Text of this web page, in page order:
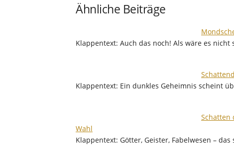
Ähnliche Beiträge
Klappentext: Auch das noch! Als wäre es nicht
Klappentext: Ein dunkles Geheimnis scheint
Schatten
Wahl
Klappentext: Götter, Geister, Fabelwesen –